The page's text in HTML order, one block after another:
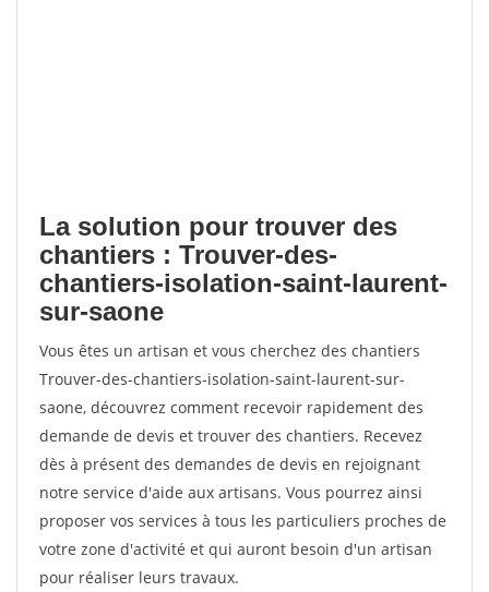
La solution pour trouver des
chantiers : Trouver-des-
chantiers-isolation-saint-laurent-
sur-saone
Vous êtes un artisan et vous cherchez des chantiers
Trouver-des-chantiers-isolation-saint-laurent-sur-
saone, découvrez comment recevoir rapidement des
demande de devis et trouver des chantiers. Recevez
dès à présent des demandes de devis en rejoignant
notre service d'aide aux artisans. Vous pourrez ainsi
proposer vos services à tous les particuliers proches de
votre zone d'activité et qui auront besoin d'un artisan
pour réaliser leurs travaux.